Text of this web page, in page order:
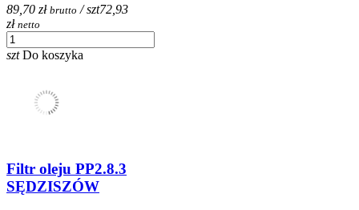
89,70 zł brutto / szt72,93
zł netto
szt Do koszyka
Filtr oleju PP2.8.3
SĘDZISZÓW